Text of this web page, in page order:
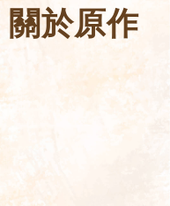
關於原作